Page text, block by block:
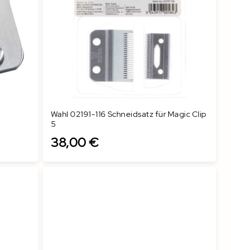
Wahl 02191-116 Schneidsatz für Magic Clip
5
38,00 €